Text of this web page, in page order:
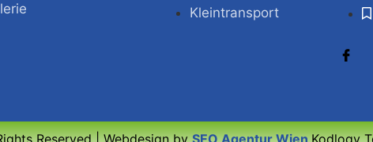
Kleintransport